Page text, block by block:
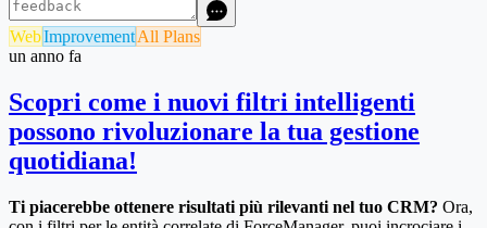
WebImprovementAll Plans
un anno fa
Scopri come i nuovi filtri intelligenti
possono rivoluzionare la tua gestione
quotidiana!
Ti piacerebbe ottenere risultati più rilevanti nel tuo CRM? Ora,